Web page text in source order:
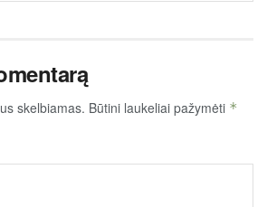
skelbiamas. Būtini laukeliai pažymėti *